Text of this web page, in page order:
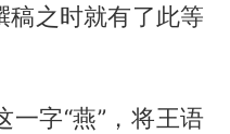
稿之时就有了此等
一字“燕”，将王语